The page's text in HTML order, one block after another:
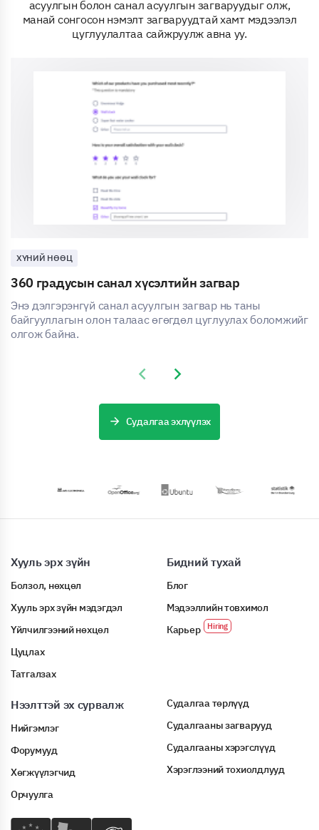
асуулгын болон санал асуулгын загваруудыг олж,
манай сонгосон нэмэлт загваруудтай хамт мэдээлэл
цуглуулалтаа сайжруулж авна уу.
ХҮНИЙ НӨӨЦ
360 градусын санал хүсэлтийн загвар
Энэ дэлгэрэнгүй санал асуулгын загвар нь таны
байгууллагын олон талаас өгөгдөл цуглуулах боломжийг
олгож байна.
Previous slide
Next slide
Судалгаа эхлүүлэх
Хууль эрх зүйн
Болзол, нөхцөл
Хууль эрх зүйн мэдэгдэл
Үйлчилгээний нөхцөл
Цуцлах
Татгалзах
Бидний тухай
Блог
Мэдээллийн товхимол
Карьер
Нээлттэй эх сурвалж
Нийгэмлэг
Форумууд
Хөгжүүлэгчид
Орчуулга
Судалгаа төрлүүд
Судалгааны загварууд
Судалгааны хэрэгслүүд
Хэрэглээний тохиолдлууд